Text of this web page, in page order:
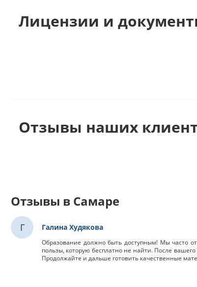
Лицензии и
Отзывы наших
Отзывы в Самаре
Г Галина Худякова
Образование должно быть доступным! Мы часто
пользы, которую бесплатно не найти. После
Продолжайте и дальше готовить качественные